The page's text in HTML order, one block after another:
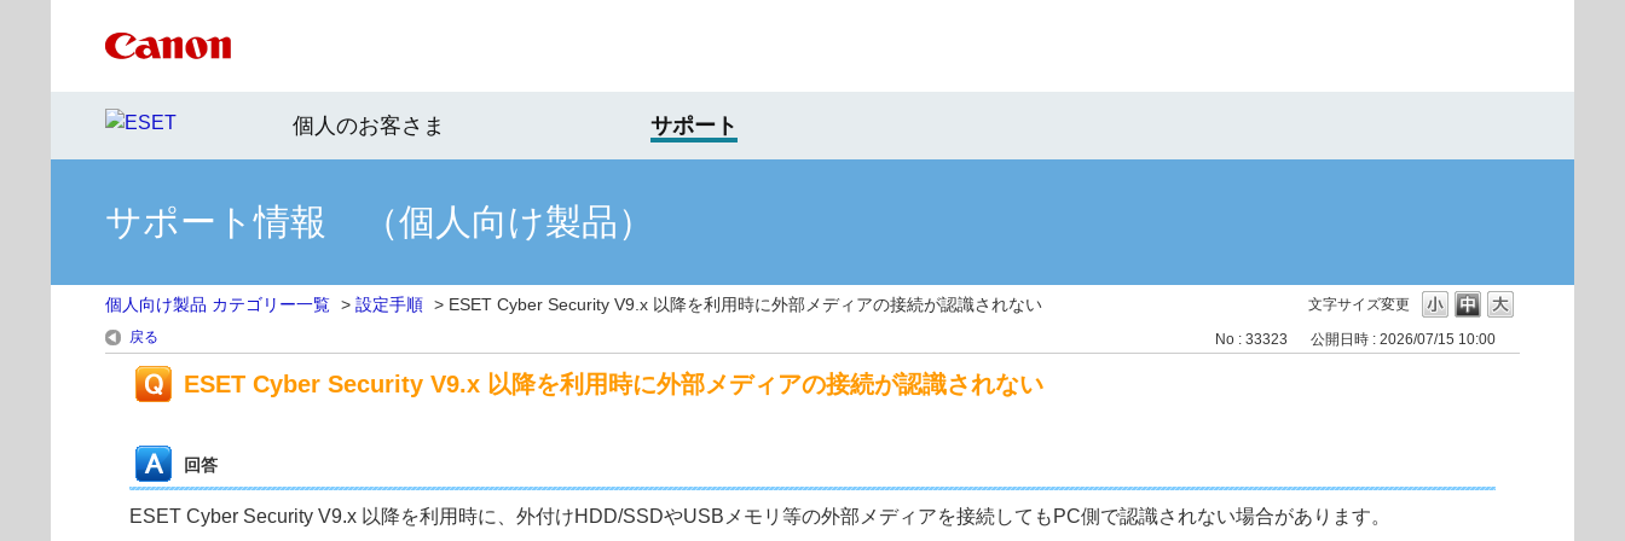
個人のお客さま サポート
サポート情報 （個人向け製品）
文字サイズ変更
個人向け製品 カテゴリー一覧 > 設定手順 > ESET Cyber Security V9.x 以降を利用時に外部メディアの接続が認識されない
戻る No : 33323 公開日時 : 2026/07/15 10:00
ESET Cyber Security V9.x 以降を利用時に外部メディアの接続が認識されない
回答
ESET Cyber Security V9.x 以降を利用時に、外付けHDD/SSDやUSBメモリ等の外部メディアを接続してもPC側で認識されない場合があります。